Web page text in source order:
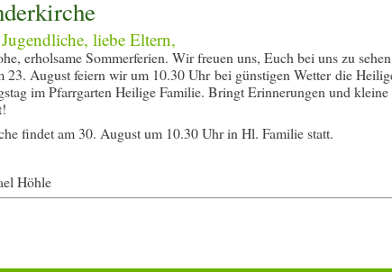
liebe Eltern,
erholsame Sommerferien. Wir freuen uns, Euch bei uns zu
23. August feiern wir um 10.30 Uhr bei günstigen Wetter die
im Pfarrgarten Heilige Familie. Bringt Erinnerungen und kleine
findet am 30. August um 10.30 Uhr in Hl. Familie statt.
Höhle